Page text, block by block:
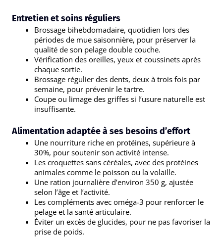
Entretien et soins réguliers
Brossage bihebdomadaire, quotidien lors des
périodes de mue saisonnière, pour préserver la
qualité de son pelage double couche.
Vérification des oreilles, yeux et coussinets après
chaque sortie.
Brossage régulier des dents, deux à trois fois par
semaine, pour prévenir le tartre.
Coupe ou limage des griffes si l’usure naturelle est
insuffisante.
Alimentation adaptée à ses besoins d’effort
Une nourriture riche en protéines, supérieure à
30%, pour soutenir son activité intense.
Les croquettes sans céréales, avec des protéines
animales comme le poisson ou la volaille.
Une ration journalière d’environ 350 g, ajustée
selon l’âge et l’activité.
Les compléments avec oméga-3 pour renforcer le
pelage et la santé articulaire.
Éviter un excès de glucides, pour ne pas favoriser la
prise de poids.